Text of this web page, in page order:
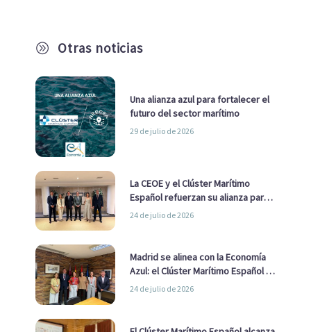
A Otras noticias
Una alianza azul para fortalecer el
futuro del sector marítimo
29 de julio de 2026
La CEOE y el Clúster Marítimo
Español refuerzan su alianza para
impulsar una estrategia Nacional
24 de julio de 2026
Madrid se alinea con la Economía
Azul: el Clúster Marítimo Español y
la Real Liga Naval avanzan alianzas
24 de julio de 2026